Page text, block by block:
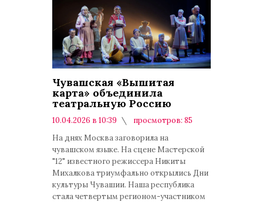
Чувашская «Вышитая
карта» объединила
театральную Россию
10.04.2026 в 10:39
просмотров: 85
На днях Москва заговорила на
чувашском языке. На сцене Мастерской
"12" известного режиссера Никиты
Михалкова триумфально открылись Дни
культуры Чувашии. Наша республика
стала четвертым регионом-участником